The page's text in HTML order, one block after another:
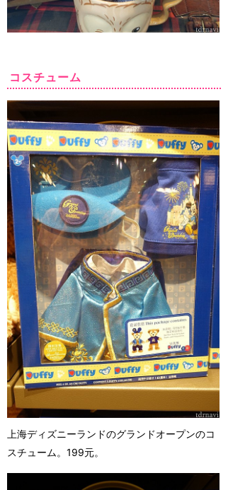
コスチューム
上海ディズニーランドのグランドオープンのコ
スチューム。199元。